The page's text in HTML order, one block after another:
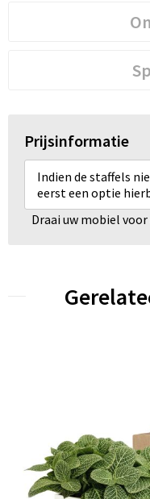
Prijsinformatie
Indien de staffels
eerst een optie
Draai uw mobiel